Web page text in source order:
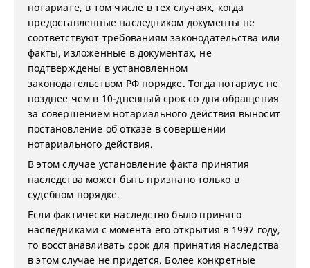
нотариате, в том числе в тех случаях, когда
предоставленные наследником документы не
соответствуют требованиям законодательства или
факты, изложенные в документах, не
подтверждены в установленном
законодательством РФ порядке. Тогда нотариус не
позднее чем в 10-дневный срок со дня обращения
за совершением нотариального действия выносит
постановление об отказе в совершении
нотариального действия.
В этом случае установление факта принятия
наследства может быть признано только в
судебном порядке.
Если фактически наследство было принято
наследниками с момента его открытия в 1997 году,
то восстанавливать срок для принятия наследства
в этом случае не придется. Более конкретные